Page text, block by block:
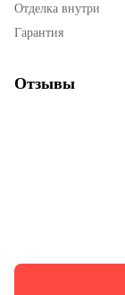
Отделка внутри
Гарантия
Отзывы